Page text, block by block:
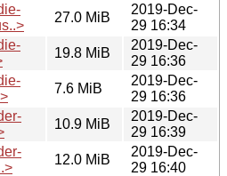
27.0 MiB
2019-Dec-
29 16:34
19.8 MiB
2019-Dec-
29 16:36
7.6 MiB
2019-Dec-
29 16:36
10.9 MiB
2019-Dec-
29 16:39
12.0 MiB
2019-Dec-
29 16:40